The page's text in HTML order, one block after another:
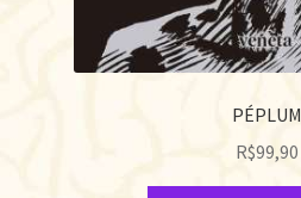
PÉPLUM
R$99,90